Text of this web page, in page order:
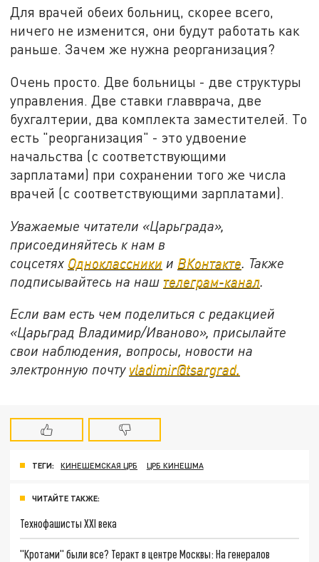
Для врачей обеих больниц, скорее всего,
ничего не изменится, они будут работать как
раньше. Зачем же нужна реорганизация?
Очень просто. Две больницы - две структуры
управления. Две ставки главврача, две
бухгалтерии, два комплекта заместителей. То
есть "реорганизация" - это удвоение
начальства (с соответствующими
зарплатами) при сохранении того же числа
врачей (с соответствующими зарплатами).
Уважаемые читатели «Царьграда»,
присоединяйтесь к нам в
соцсетях Одноклассники и ВКонтакте . Также
подписывайтесь на наш телеграм-канал
Если вам есть чем поделиться с редакцией
«Царьград Владимир/Иваново», присылайте
свои наблюдения, вопросы, новости на
электронную почту vladimir@tsargrad.
ТЕГИ: КИНЕШЕМСКАЯ ЦРБ ЦРБ КИНЕШМА
ЧИТАЙТЕ ТАКЖЕ:
Технофашисты XXI века
"Кротами" были все? Теракт в центре Москвы: На генералов